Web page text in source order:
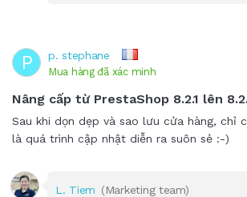
P p. stephane
Mua hàng đã xác minh
Nâng cấp từ PrestaShop 8.2.1 lên
Sau khi dọn dẹp và sao lưu cửa hàng, chỉ
là quá trình cập nhật diễn ra suôn sẻ :-)
L. Tiem (Marketing team)